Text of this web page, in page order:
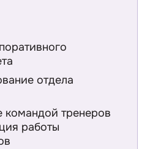
отдела
командой тренеров
работы